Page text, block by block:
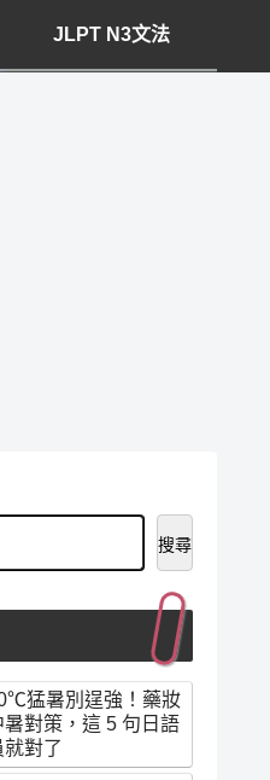
JLPT N3文法
搜尋
猛暑別逞強！藥妝
暑對策，這 5 句日語
就對了